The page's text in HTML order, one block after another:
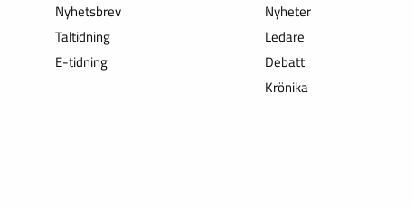
Nyhetsbrev
Taltidning
E-tidning
Nyheter
Ledare
Debatt
Krönika